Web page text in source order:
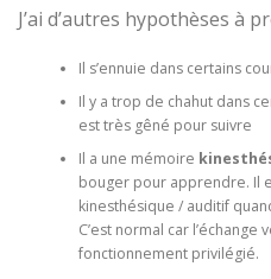
J’ai d’autres hypothèses à
Il s’ennuie dans certains
Il y a trop de chahut dans
est très gêné pour suivre
Il a une mémoire
bouger pour apprendre. Il
kinesthésique / auditif
C’est normal car
fonctionnement privilégié.